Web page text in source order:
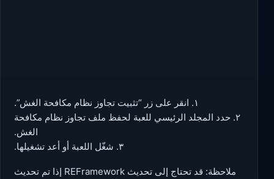
١. انقر على زر “تثبيت تجاوز نظام مكافحة الغش”.
٢. حدد المجلد الرئيسي للعبة لحفظ ملف تجاوز نظام مكافحة
الغش.
٣. شغّل اللعبة أو أعد تشغيلها.
ملاحظة: قد تحتاج إلى تحديث REFramework إذا تم تحديث